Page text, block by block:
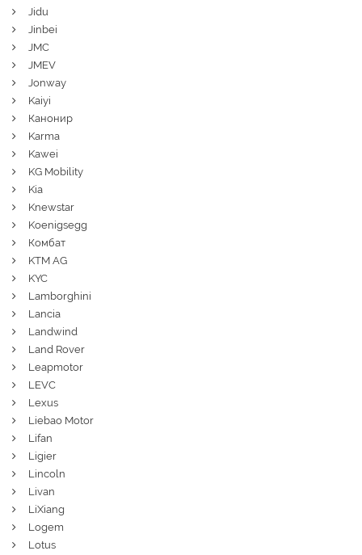
Jidu
Jinbei
JMC
JMEV
Jonway
Kaiyi
Канонир
Karma
Kawei
KG Mobility
Kia
Knewstar
Koenigsegg
Комбат
KTM AG
KYC
Lamborghini
Lancia
Landwind
Land Rover
Leapmotor
LEVC
Lexus
Liebao Motor
Lifan
Ligier
Lincoln
Livan
LiXiang
Logem
Lotus